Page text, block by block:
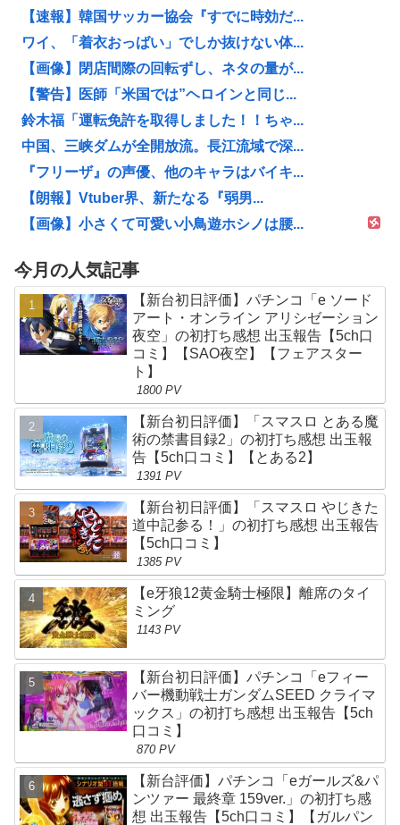
【速報】韓国サッカー協会『すでに時効だ...
ワイ、「着衣おっばい」でしか抜けない体...
【画像】閉店間際の回転ずし、ネタの量が...
【警告】医師「米国では”ヘロインと同じ...
鈴木福「運転免許を取得しました！！ちゃ...
中国、三峡ダムが全開放流。長江流域で深...
『フリーザ』の声優、他のキャラはバイキ...
【朗報】Vtuber界、新たなる『弱男...
【画像】小さくて可愛い小鳥遊ホシノは腰...
今月の人気記事
【新台初日評価】パチンコ「e ソード
アート・オンライン アリシゼーション
夜空」の初打ち感想 出玉報告【5ch口
コミ】【SAO夜空】【フェアスター
ト】
1800 PV
【新台初日評価】「スマスロ とある魔
術の禁書目録2」の初打ち感想 出玉報
告【5ch口コミ】【とある2】
1391 PV
【新台初日評価】「スマスロ やじきた
道中記参る！」の初打ち感想 出玉報告
【5ch口コミ】
1385 PV
【e牙狼12黄金騎士極限】離席のタイ
ミング
1143 PV
【新台初日評価】パチンコ「eフィー
バー機動戦士ガンダムSEED クライマ
ックス」の初打ち感想 出玉報告【5ch
口コミ】
870 PV
【新台評価】パチンコ「eガールズ&パ
ンツァー 最終章 159ver.」の初打ち感
想 出玉報告【5ch口コミ】【ガルパン